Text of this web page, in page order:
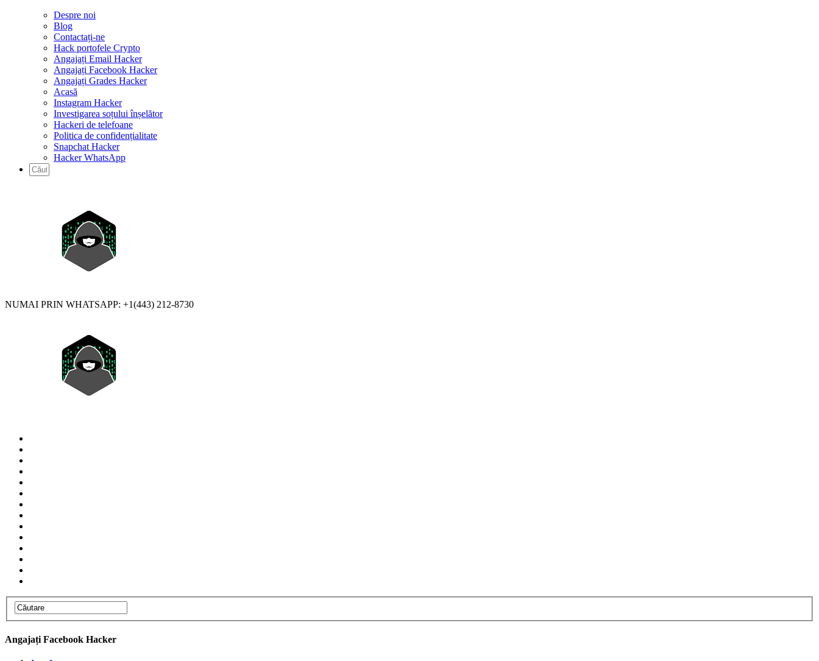
Despre noi
Blog
Contactați-ne
Hack portofele Crypto
Angajați Email Hacker
Angajați Facebook Hacker
Angajați Grades Hacker
Acasă
Instagram Hacker
Investigarea soțului înșelător
Hackeri de telefoane
Politica de confidențialitate
Snapchat Hacker
Hacker WhatsApp
NUMAI PRIN WHATSAPP: +1(443) 212-8730
Angajați Facebook Hacker